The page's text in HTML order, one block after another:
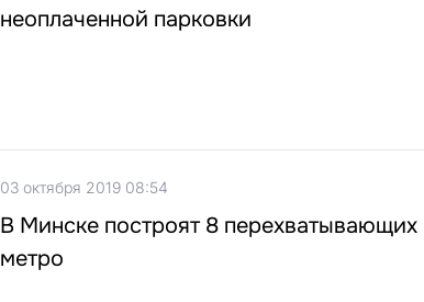
неоплаченной парковки
03 октября 2019 08:54
В Минске построят 8 перехватывающих
метро